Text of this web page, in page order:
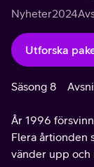
Nyheter2024
Utforska
Säsong 8
År 1996
Flera årtionden
vänder upp och